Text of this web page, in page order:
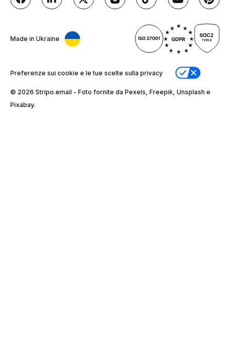
Made in Ukraine
Preferenze sui cookie e le tue scelte sulla privacy
© 2026 Stripо.email - Foto fornite da Pexels, Freepik, Unsplash e
Pixabay.